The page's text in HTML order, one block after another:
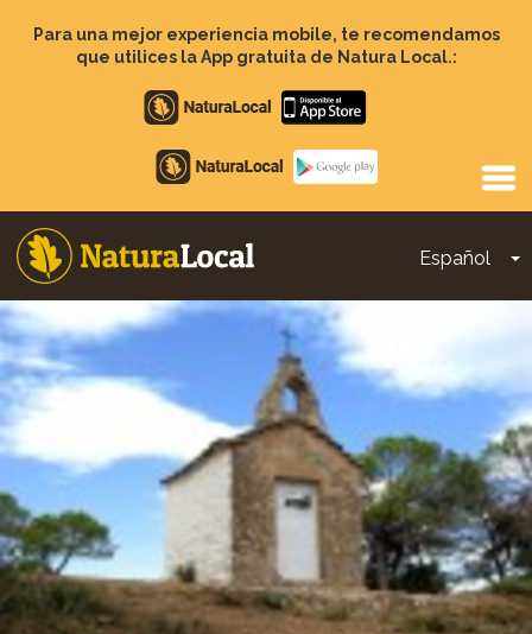
contenido
Para una mejor experiencia mobile, te recomendamos
que utilices la App gratuita de Natura Local.:
Apple
store
Google
Play
Español
Main
navigation